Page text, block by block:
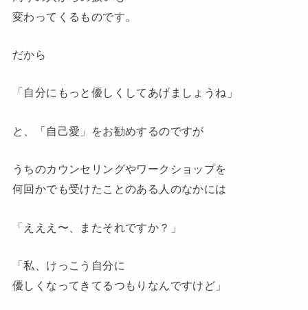
変わってくるものです。
だから
「自分にもっと優しくしてあげましょうね」
と、「自己愛」をお勧めするのですが
うちのカウンセリングやワークショップを
何回かでも受けたことのある人のなかには
「えええ〜、またそれですか？」
「私、けっこう自分に
優しくなってきてるつもりなんですけど」